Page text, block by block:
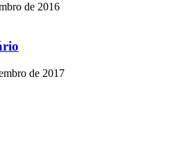
de 2016
de 2017